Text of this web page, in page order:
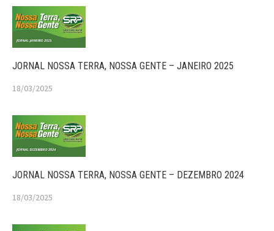
JORNAL NOSSA TERRA, NOSSA GENTE – JANEIRO 2025
18/03/2025
JORNAL NOSSA TERRA, NOSSA GENTE – DEZEMBRO 2024
18/03/2025